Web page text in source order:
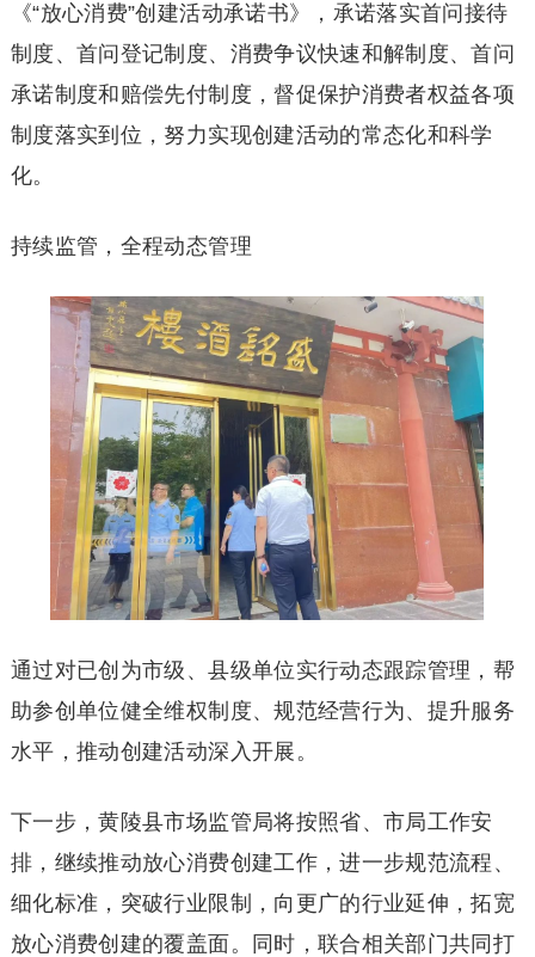
《“放心消费”创建活动承诺书》，承诺落实首问接待
制度、首问登记制度、消费争议快速和解制度、首问
承诺制度和赔偿先付制度，督促保护消费者权益各项
制度落实到位，努力实现创建活动的常态化和科学
化。
持续监管，全程动态管理
通过对已创为市级、县级单位实行动态跟踪管理，帮
助参创单位健全维权制度、规范经营行为、提升服务
水平，推动创建活动深入开展。
下一步，黄陵县市场监管局将按照省、市局工作安
排，继续推动放心消费创建工作，进一步规范流程、
细化标准，突破行业限制，向更广的行业延伸，拓宽
放心消费创建的覆盖面。同时，联合相关部门共同打